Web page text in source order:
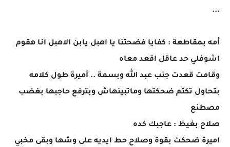
...
أمه بمقاطعة : كفايا فضحتنا يا اهبل يابن الاهبل انا هقوم
اشوفلي حد عاقل اقعد معاه
وقامت قعدت جنب عبد الله وبسمة .. أميرة طول كلامه
بتحاول تكتم ضحكتها وماتبينهاش وبترفع حاجبها بغضب
مصطنع
صلاح بغيظ : عاجبك كده
اميرة ضحكت بقوة وصلاح حط ايديه على وشها وبقى مخبي